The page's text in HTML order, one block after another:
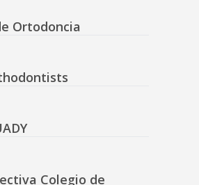
Ortodoncia
Colegio de